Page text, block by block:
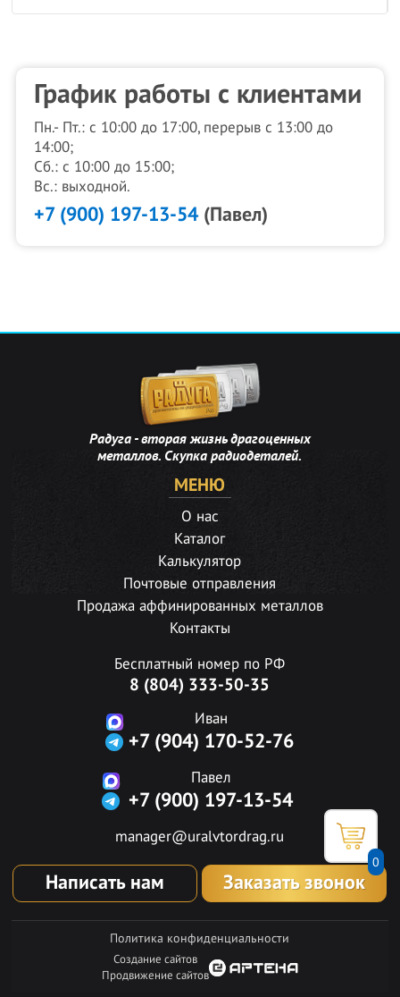
0
График работы с клиентами
Пн.- Пт.: с 10:00 до 17:00, перерыв с 13:00 до
14:00;
Сб.: с 10:00 до 15:00;
Вс.: выходной.
+7 (900) 197-13-54(Павел)
Радуга - вторая жизнь драгоценных
металлов. Скупка радиодеталей.
МЕНЮ
О нас
Каталог
Калькулятор
Почтовые отправления
Продажа аффинированных металлов
Контакты
Бесплатный номер по РФ
8 (804) 333-50-35
Иван
+7 (904) 170-52-76
Павел
+7 (900) 197-13-54
manager@uralvtordrag.ru
Написать нам Заказать звонок
Политика конфиденциальности
Создание сайтов
Продвижение сайтов